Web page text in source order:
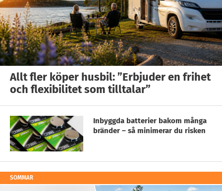
Allt fler köper husbil: ”Erbjuder en frihet
och flexibilitet som tilltalar”
Inbyggda batterier bakom många
bränder – så minimerar du risken
SOMMAR